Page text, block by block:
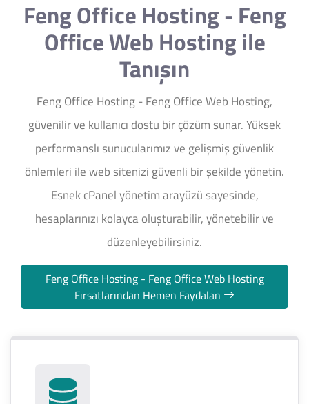
Feng Office Hosting - Feng
Office Web Hosting ile
Tanışın
Feng Office Hosting - Feng Office Web Hosting,
güvenilir ve kullanıcı dostu bir çözüm sunar. Yüksek
performanslı sunucularımız ve gelişmiş güvenlik
önlemleri ile web sitenizi güvenli bir şekilde yönetin.
Esnek cPanel yönetim arayüzü sayesinde,
hesaplarınızı kolayca oluşturabilir, yönetebilir ve
düzenleyebilirsiniz.
Feng Office Hosting - Feng Office Web Hosting
Fırsatlarından Hemen Faydalan